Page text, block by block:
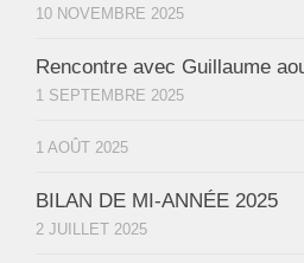
10 NOVEMBRE 2025
Rencontre avec Guillaume
1 SEPTEMBRE 2025
1 AOÛT 2025
BILAN DE MI-ANNÉE 2025
2 JUILLET 2025